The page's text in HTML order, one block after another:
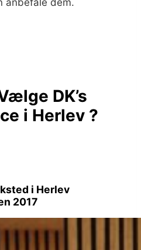
DK’s
i Herlev ?
i Herlev
2017